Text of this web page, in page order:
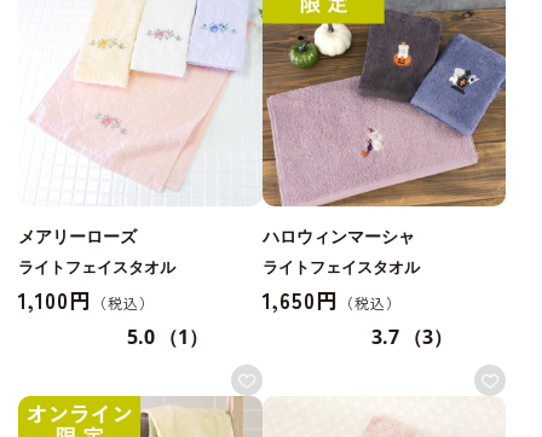
メアリーローズ
ライトフェイスタオル
1,100円
5.0 （1）
ハロウィンマーシャ
ライトフェイスタオル
1,650円
3.7 （3）